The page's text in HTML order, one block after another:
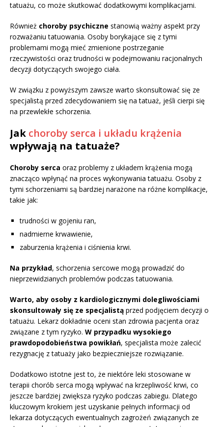
tatuażu, co może skutkować dodatkowymi komplikacjami.
Również choroby psychiczne stanowią ważny aspekt przy
rozważaniu tatuowania. Osoby borykające się z tymi
problemami mogą mieć zmienione postrzeganie
rzeczywistości oraz trudności w podejmowaniu racjonalnych
decyzji dotyczących swojego ciała.
W związku z powyższym zawsze warto skonsultować się ze
specjalistą przed zdecydowaniem się na tatuaż, jeśli cierpi się
na przewlekłe schorzenia.
Jak choroby serca i układu krążenia
wpływają na tatuaże?
Choroby serca oraz problemy z układem krążenia mogą
znacząco wpłynąć na proces wykonywania tatuażu. Osoby z
tymi schorzeniami są bardziej narażone na różne komplikacje,
takie jak:
trudności w gojeniu ran,
nadmierne krwawienie,
zaburzenia krążenia i ciśnienia krwi.
Na przykład, schorzenia sercowe mogą prowadzić do
nieprzewidzianych problemów podczas tatuowania.
Warto, aby osoby z kardiologicznymi dolegliwościami
skonsultowały się ze specjalistą przed podjęciem decyzji o
tatuażu. Lekarz dokładnie oceni stan zdrowia pacjenta oraz
związane z tym ryzyko. W przypadku wysokiego
prawdopodobieństwa powikłań, specjalista może zalecić
rezygnację z tatuaży jako bezpieczniejsze rozwiązanie.
Dodatkowo istotne jest to, że niektóre leki stosowane w
terapii chorób serca mogą wpływać na krzepliwość krwi, co
jeszcze bardziej zwiększa ryzyko podczas zabiegu. Dlatego
kluczowym krokiem jest uzyskanie pełnych informacji od
lekarza dotyczących ewentualnych zagrożeń związanych ze